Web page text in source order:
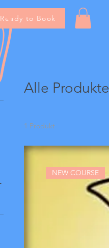
Ready to Book
Alle Produkte
1 Produkt
NEW COURSE